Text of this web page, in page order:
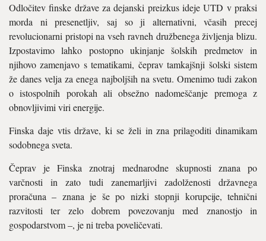
Odločitev finske države za dejanski preizkus ideje UTD v praksi
morda ni presenetljiv, saj so ji alternativni, včasih precej
revolucionarni pristopi na vseh ravneh družbenega življenja blizu.
Izpostavimo lahko postopno ukinjanje šolskih predmetov in
njihovo zamenjavo s tematikami, čeprav tamkajšnji šolski sistem
že danes velja za enega najboljših na svetu. Omenimo tudi zakon
o istospolnih porokah ali obsežno nadomeščanje premoga z
obnovljivimi viri energije.
Finska daje vtis države, ki se želi in zna prilagoditi dinamikam
sodobnega sveta.
Čeprav je Finska znotraj mednarodne skupnosti znana po
varčnosti in zato tudi zanemarljivi zadolženosti državnega
proračuna – znana je še po nizki stopnji korupcije, tehnični
razvitosti ter zelo dobrem povezovanju med znanostjo in
gospodarstvom –, je ni treba poveličevati.